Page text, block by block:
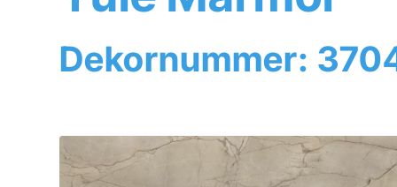
Dekornummer: